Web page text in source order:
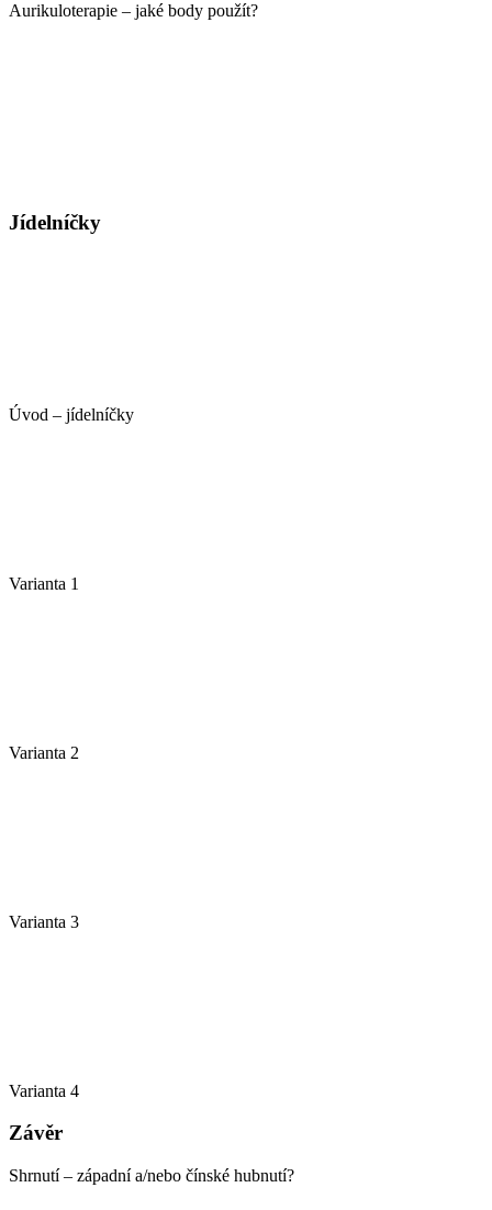
Aurikuloterapie – jaké body použít?
Jídelníčky
Úvod – jídelníčky
Varianta 1
Varianta 2
Varianta 3
Varianta 4
Závěr
Shrnutí – západní a/nebo čínské hubnutí?